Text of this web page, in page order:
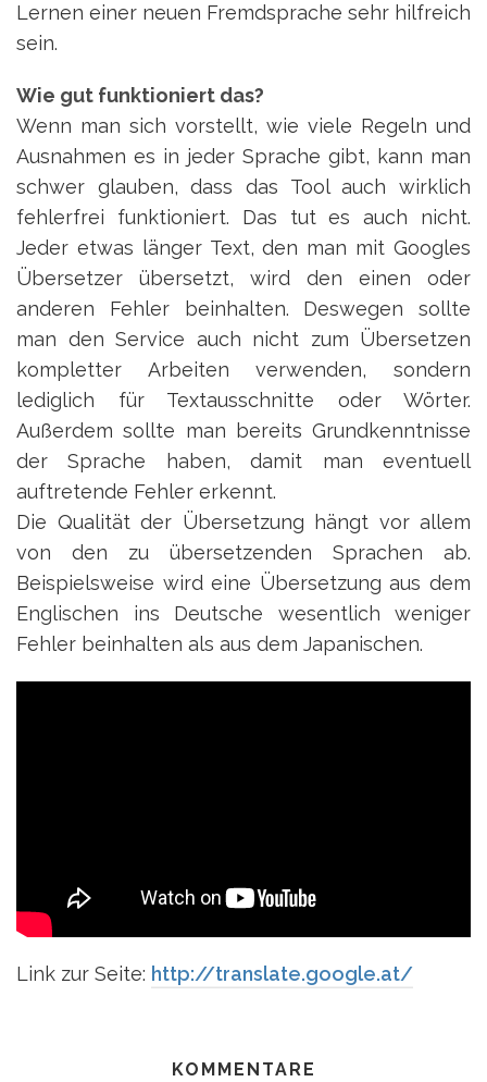
Lernen einer neuen Fremdsprache sehr hilfreich
sein.
Wie gut funktioniert das?
Wenn man sich vorstellt, wie viele Regeln und
Ausnahmen es in jeder Sprache gibt, kann man
schwer glauben, dass das Tool auch wirklich
fehlerfrei funktioniert. Das tut es auch nicht.
Jeder etwas länger Text, den man mit Googles
Übersetzer übersetzt, wird den einen oder
anderen Fehler beinhalten. Deswegen sollte
man den Service auch nicht zum Übersetzen
kompletter Arbeiten verwenden, sondern
lediglich für Textausschnitte oder Wörter.
Außerdem sollte man bereits Grundkenntnisse
der Sprache haben, damit man eventuell
auftretende Fehler erkennt.
Die Qualität der Übersetzung hängt vor allem
von den zu übersetzenden Sprachen ab.
Beispielsweise wird eine Übersetzung aus dem
Englischen ins Deutsche wesentlich weniger
Fehler beinhalten als aus dem Japanischen.
Link zur Seite: http://translate.google.at/
KOMMENTARE